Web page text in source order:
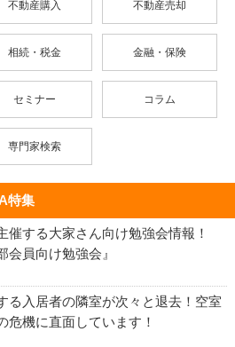
不動産購入 不動産売却
相続・税金 金融・保険
セミナー コラム
専門家検索
特集
催する大家さん向け勉強会情報！
会員向け勉強会』
る入居者の隣室が次々と退去！空室
危機に直面しています！